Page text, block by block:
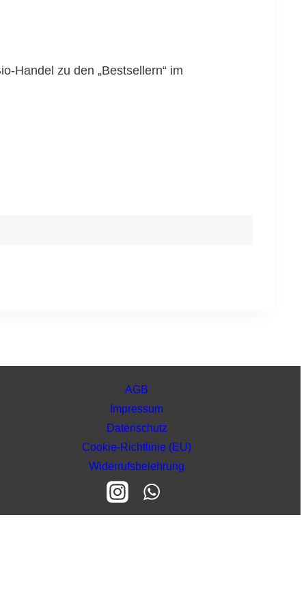
Handel zu den „Bestsellern“ im
AGB
Impressum
Datenschutz
Cookie-Richtlinie (EU)
Widerrufsbelehrung